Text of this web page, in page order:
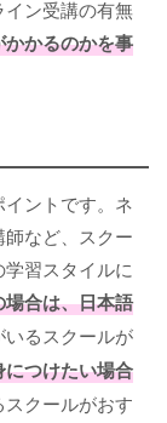
ン受講の有無
かるのかを事
ントです。ネ
など、スクー
習スタイルに
場合は、日本語
いるスクールが
つけたい場合
クールがおす